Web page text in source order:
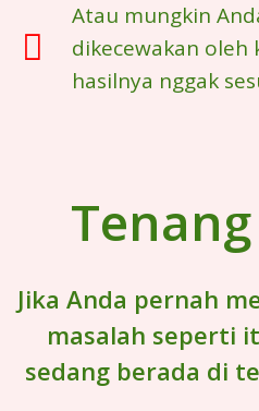
Atau mungkin
dikecewakan oleh
hasilnya nggak
Jika Anda pernah
masalah seperti
sedang berada di